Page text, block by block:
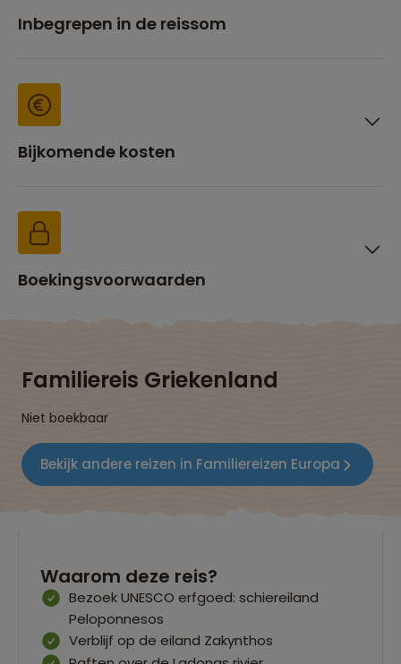
Inbegrepen in de reissom
Bijkomende kosten
Boekingsvoorwaarden
Familiereis Griekenland
Niet boekbaar
Bekijk andere reizen in Familiereizen Europa
Waarom deze reis?
Bezoek UNESCO erfgoed: schiereiland
Peloponnesos
Verblijf op de eiland Zakynthos